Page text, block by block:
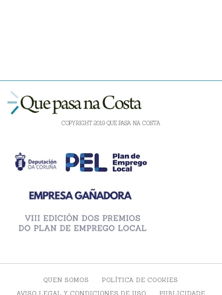
COPYRIGHT 2019 QUE PASA NA COSTA
QUEN SOMOS
POLÍTICA DE COOKIES
AVISO LEGAL Y CONDICIONES DE USO
PUBLICIDADE